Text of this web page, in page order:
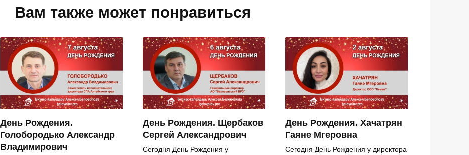
Вам также может понравиться
День Рождения.
Голобородько Александр
Владимирович
День Рождения. Щербаков
Сергей Александрович
Сегодня День Рождения у
День Рождения. Хачатрян
Гаяне Мгеровна
Сегодня День Рождения у директора